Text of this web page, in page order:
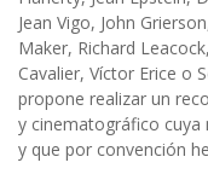
Jean Vigo, John
Maker, Richard
Cavalier, Víctor Erice o
propone realizar un
y cinematográfico cuya
y que por convención